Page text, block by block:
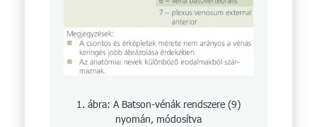
1. ábra: A Batson-vénák rendszere (9)
nyomán, módosítva